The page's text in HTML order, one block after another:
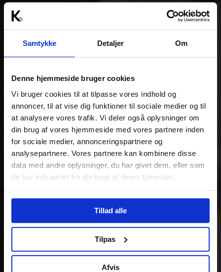
Samtykke Detaljer Om
Denne hjemmeside bruger cookies
Vi bruger cookies til at tilpasse vores indhold og
annoncer, til at vise dig funktioner til sociale medier og til
at analysere vores trafik. Vi deler også oplysninger om
din brug af vores hjemmeside med vores partnere inden
for sociale medier, annonceringspartnere og
analysepartnere. Vores partnere kan kombinere disse
data med andre oplysninger, du har givet dem, eller som
de har indsamlet fra din brug af deres tjenester.
Tillad alle
Tilpas
Afvis